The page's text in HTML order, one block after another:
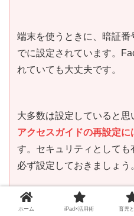
端末を使うときに、暗証
でに設定されています。
れていても大丈夫です。
大多数は設定していると思
アクセスガイドの再設定に
す。セキュリティとして
必ず設定しておきましょう
ホーム iPad×活用術 育児